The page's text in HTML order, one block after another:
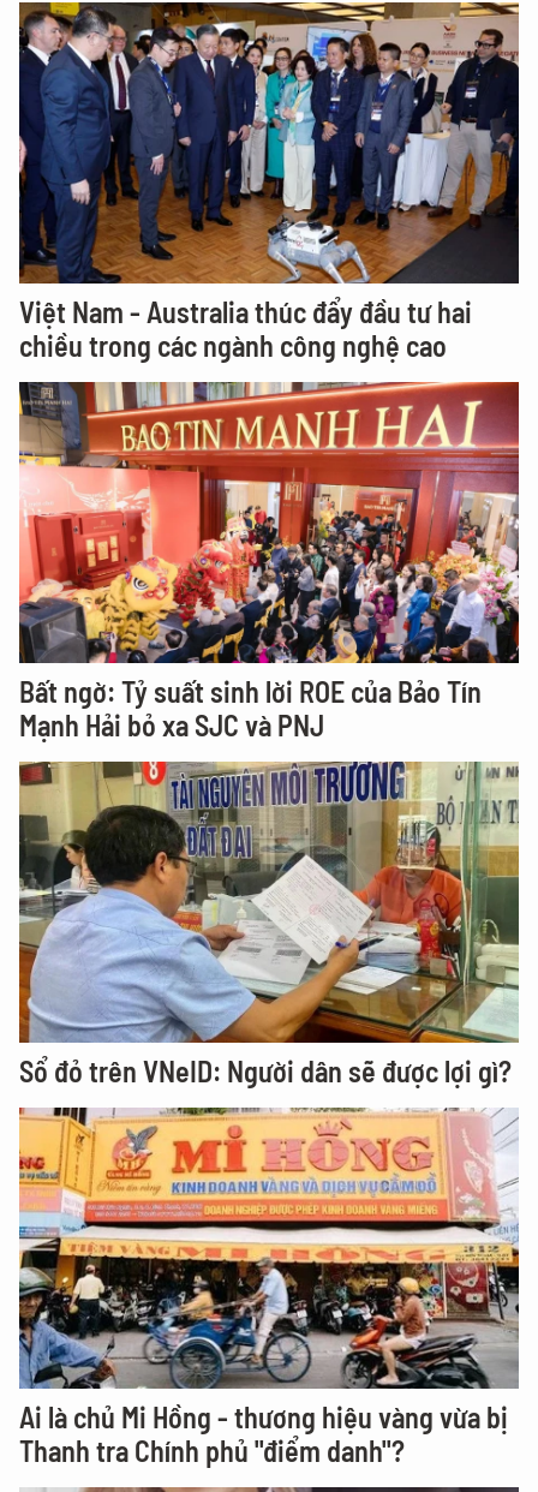
Việt Nam - Australia thúc đẩy đầu tư hai
chiều trong các ngành công nghệ cao
Bất ngờ: Tỷ suất sinh lời ROE của Bảo Tín
Mạnh Hải bỏ xa SJC và PNJ
Sổ đỏ trên VNeID: Người dân sẽ được lợi gì?
Ai là chủ Mi Hồng - thương hiệu vàng vừa bị
Thanh tra Chính phủ "điểm danh"?